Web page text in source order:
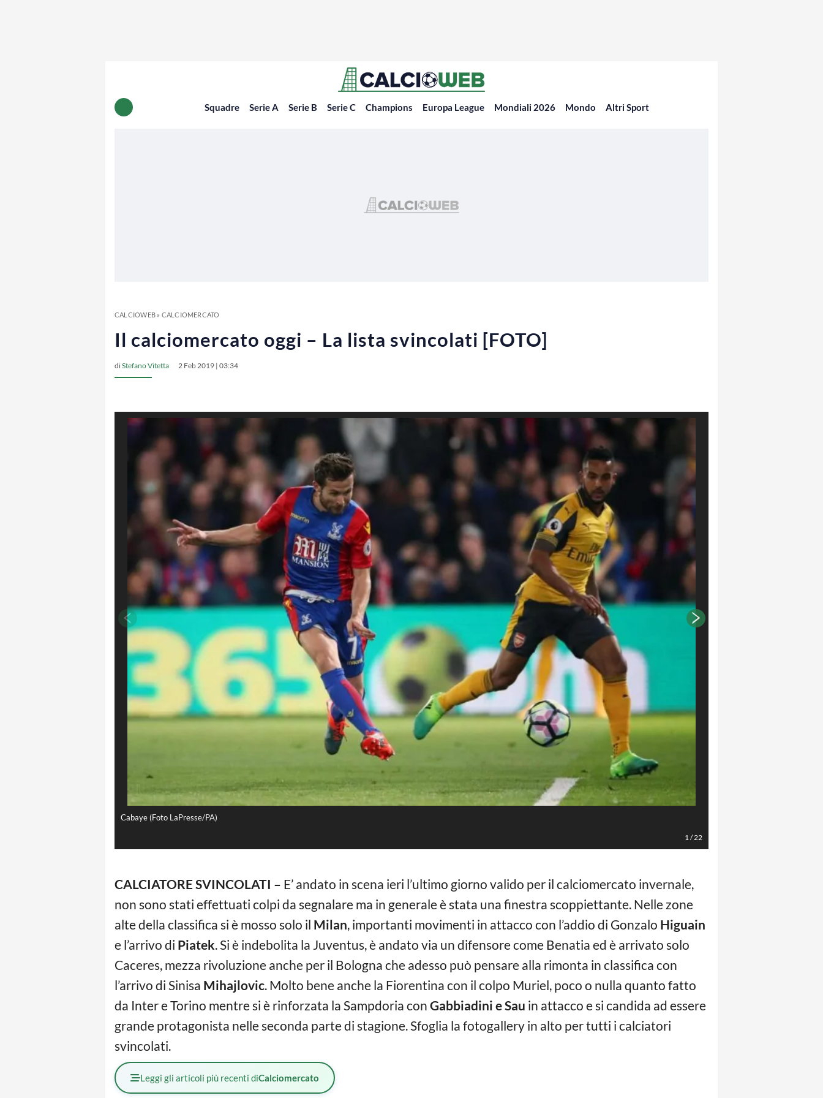
Squadre Serie A Serie B Serie C Champions Europa League Mondiali 2026 Mondo Altri Sport
CALCIOWEB» CALCIOMERCATO
Il calciomercato oggi – La lista svincolati [FOTO]
diStefano Vitetta 2 Feb 2019 | 03:34
Cabaye (Foto LaPresse/PA)
1/22
CALCIATORE SVINCOLATI – E’ andato in scena ieri l’ultimo giorno valido per il calciomercato invernale,
non sono stati effettuati colpi da segnalare ma in generale è stata una finestra scoppiettante. Nelle zone
alte della classifica si è mosso solo il Milan, importanti movimenti in attacco con l’addio di Gonzalo Higuain
e l’arrivo di Piatek. Si è indebolita la Juventus, è andato via un difensore come Benatia ed è arrivato solo
Caceres, mezza rivoluzione anche per il Bologna che adesso può pensare alla rimonta in classifica con
l’arrivo di Sinisa Mihajlovic. Molto bene anche la Fiorentina con il colpo Muriel, poco o nulla quanto fatto
da Inter e Torino mentre si è rinforzata la Sampdoria con Gabbiadini e Sau in attacco e si candida ad essere
grande protagonista nelle seconda parte di stagione. Sfoglia la fotogallery in alto per tutti i calciatori
svincolati.
Leggi gli articoli più recenti diCalciomercato